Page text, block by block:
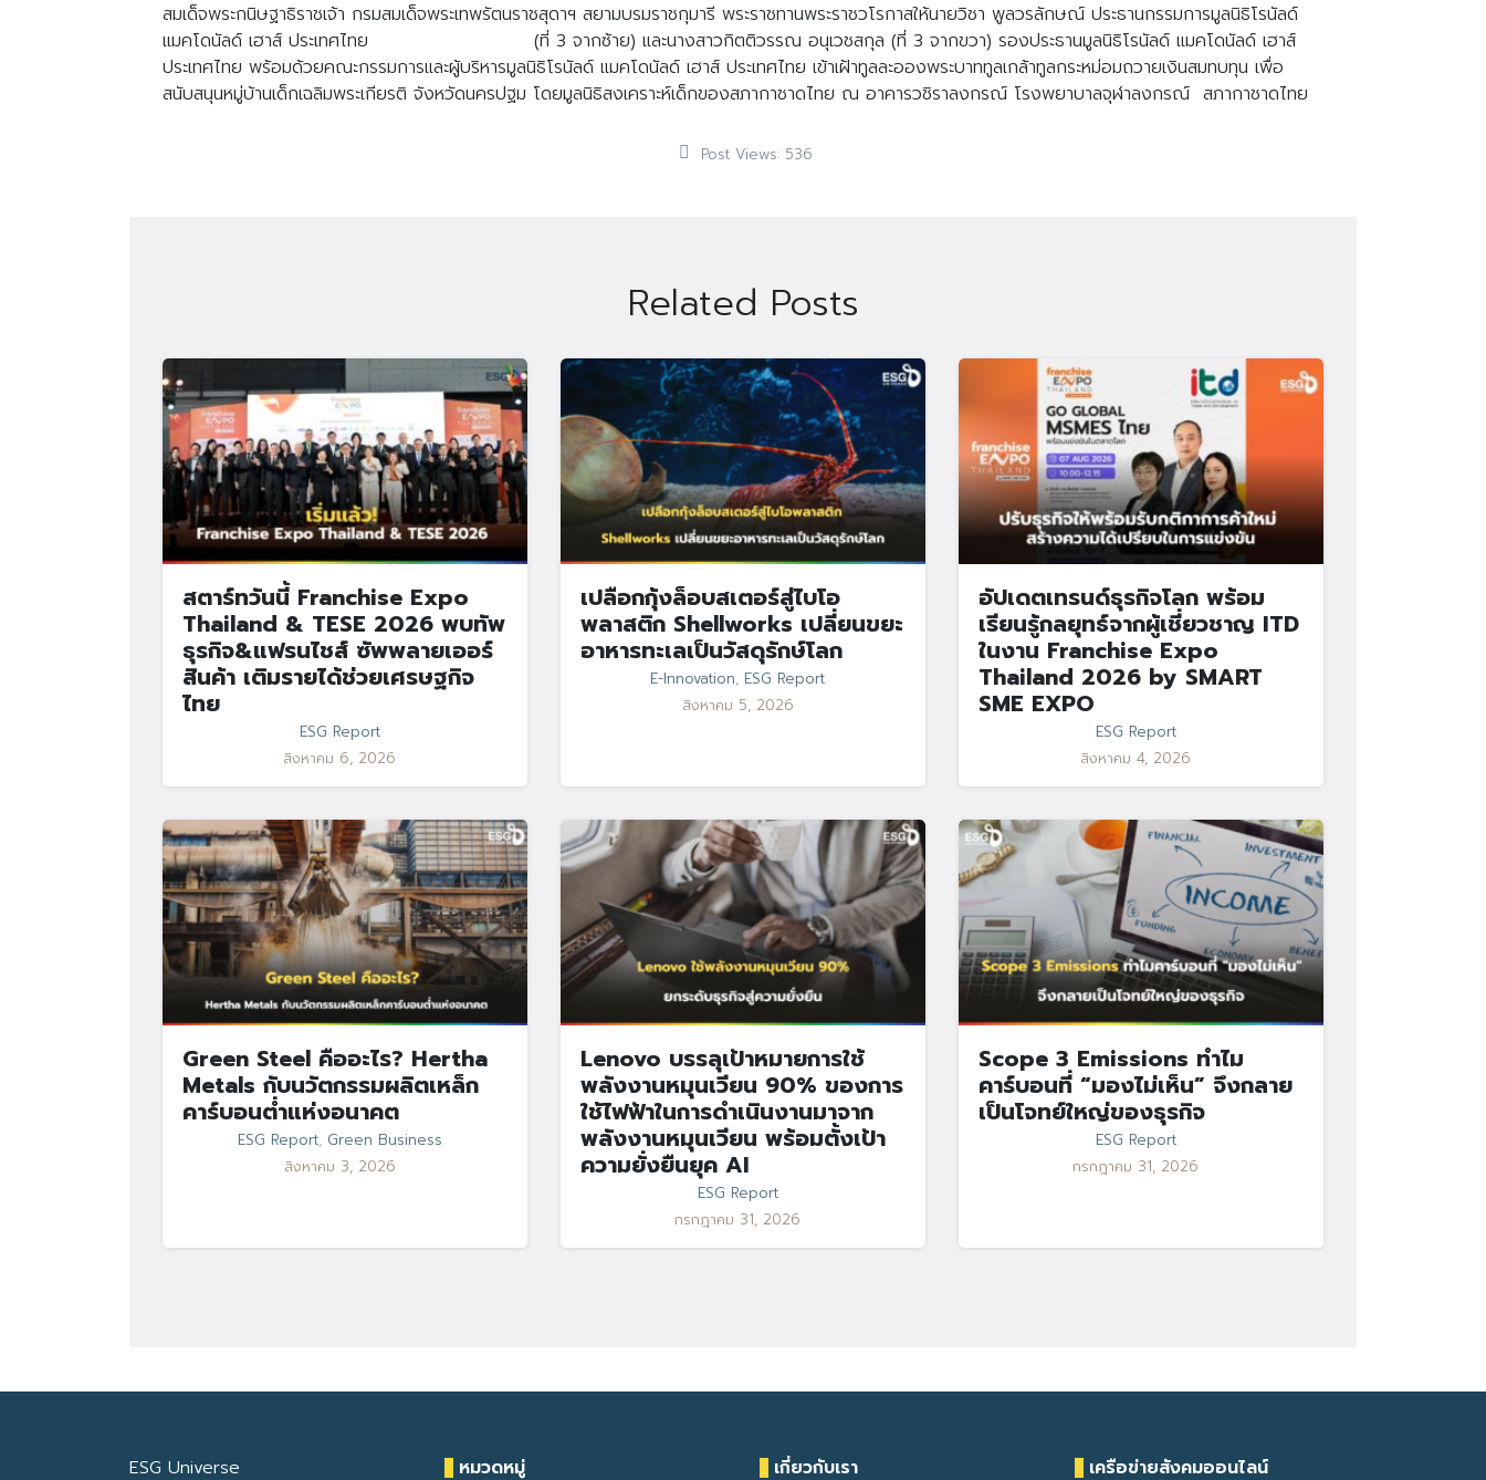
Search
for: Search
สมเด็จพระกนิษฐาธิราชเจ้า กรมสมเด็จพระเทพรัตนราชสุดาฯ สยามบรมราชกุมารี พระราชทานพระราชวโรกาสให้นายวิชา พูลวรลักษณ์ ประธานกรรมการมูลนิธิโรนัลด์
แมคโดนัลด์ เฮาส์ ประเทศไทย (ที่ 3 จากซ้าย) และนางสาวกิตติวรรณ อนุเวชสกุล (ที่ 3 จากขวา) รองประธานมูลนิธิโรนัลด์ แมคโดนัลด์ เฮาส์
ประเทศไทย พร้อมด้วยคณะกรรมการและผู้บริหารมูลนิธิโรนัลด์ แมคโดนัลด์ เฮาส์ ประเทศไทย เข้าเฝ้าทูลละอองพระบาททูลเกล้าทูลกระหม่อมถวายเงินสมทบทุน เพื่อ
สนับสนุนหมู่บ้านเด็กเฉลิมพระเกียรติ จังหวัดนครปฐม โดยมูลนิธิสงเคราะห์เด็กของสภากาชาดไทย ณ อาคารวชิราลงกรณ์ โรงพยาบาลจุฬาลงกรณ์ สภากาชาดไทย
Post Views: 536
Related Posts
สตาร์ทวันนี้ Franchise Expo
Thailand & TESE 2026 พบทัพ
ธุรกิจ&แฟรนไชส์ ซัพพลายเออร์
สินค้า เติมรายได้ช่วยเศรษฐกิจ
ไทย
ESG Report
สิงหาคม 6, 2026
เปลือกกุ้งล็อบสเตอร์สู่ไบโอ
พลาสติก Shellworks เปลี่ยนขยะ
อาหารทะเลเป็นวัสดุรักษ์โลก
E-Innovation, ESG Report
สิงหาคม 5, 2026
อัปเดตเทรนด์ธุรกิจโลก พร้อม
เรียนรู้กลยุทธ์จากผู้เชี่ยวชาญ ITD
ในงาน Franchise Expo
Thailand 2026 by SMART
SME EXPO
ESG Report
สิงหาคม 4, 2026
Green Steel คืออะไร? Hertha
Metals กับนวัตกรรมผลิตเหล็ก
คาร์บอนต่ำแห่งอนาคต
ESG Report, Green Business
สิงหาคม 3, 2026
Lenovo บรรลุเป้าหมายการใช้
พลังงานหมุนเวียน 90% ของการ
ใช้ไฟฟ้าในการดำเนินงานมาจาก
พลังงานหมุนเวียน พร้อมตั้งเป้า
ความยั่งยืนยุค AI
ESG Report
กรกฎาคม 31, 2026
Scope 3 Emissions ทำไม
คาร์บอนที่ “มองไม่เห็น” จึงกลาย
เป็นโจทย์ใหญ่ของธุรกิจ
ESG Report
กรกฎาคม 31, 2026
ESG Universe หมวดหมู่ เกี่ยวกับเรา เครือข่ายสังคมออนไลน์